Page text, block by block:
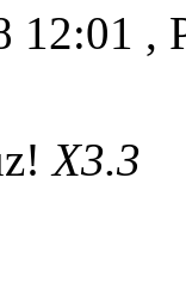
12:01 ,
X3.3